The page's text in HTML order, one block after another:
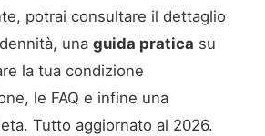
potrai consultare il dettaglio
una guida pratica su
la tua condizione
le FAQ e infine una
Tutto aggiornato al 2026.